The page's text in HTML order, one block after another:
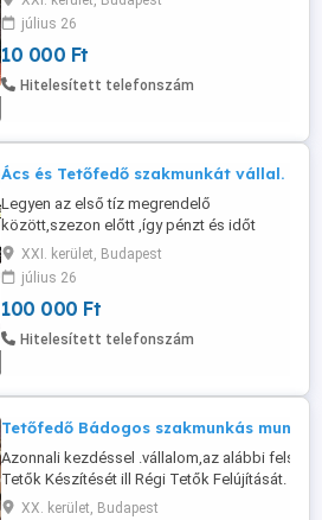
Környékén,Hegyekben,lehet veszélyes
környezetre,épületre,helyszüke miatt,
kivágását,elszállítását vállalom. Egész
köbméterek össze aprítását .ill annak
július 26
10 000 Ft
Hitelesített telefonszám
Ács és Tetőfedő szakmunkát vállal.
Legyen az első tíz megrendelő
között,szezon előtt ,így pénzt és időt
takaríthat meg .Vállalok ácsolást és
tetőfedést új,és régi tetők
készítését,ellőtető ,szaletli,társas kerti
kíűlők készítését. .Kúpcserép átrakását
,kéményépítést,bádogozást.Egyedi
XXI. kerület, Budapest
július 26
100 000 Ft
Hitelesített telefonszám
Tetőfedő Bádogos szakmunkás
Azonnali kezdéssel .vállalom,az alábbi
Tetők Készítését ill Régi Tetők Felújítását.
szakmunkában elvégzendő
XX. kerület, Budapest